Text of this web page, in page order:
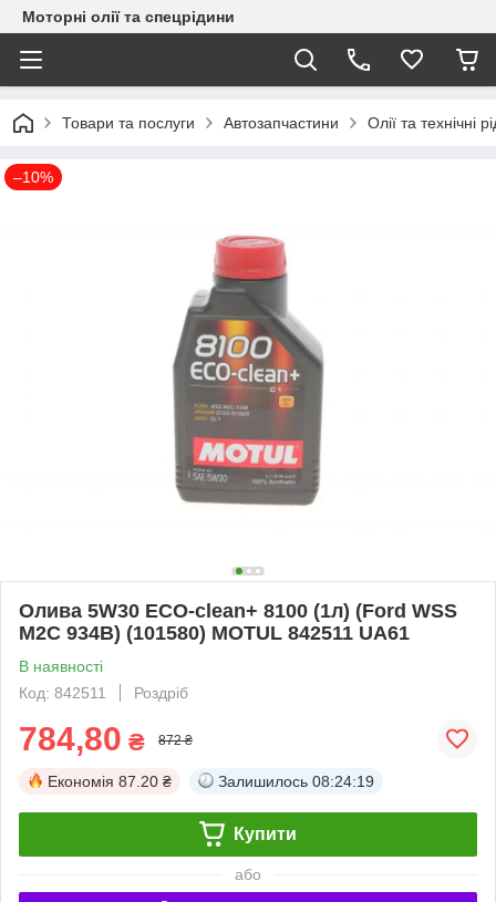
Моторні олії та спецрідини
Товари та послуги Автозапчастини Олії та технічні
–10%
Олива 5W30 ECO-clean+ 8100 (1л) (Ford WSS
M2C 934B) (101580) MOTUL 842511 UA61
В наявності
Код: 842511
Роздріб
784,80 ₴ 872 ₴
Економія 87.20 ₴ Залишилось 08:24:18
Купити
або